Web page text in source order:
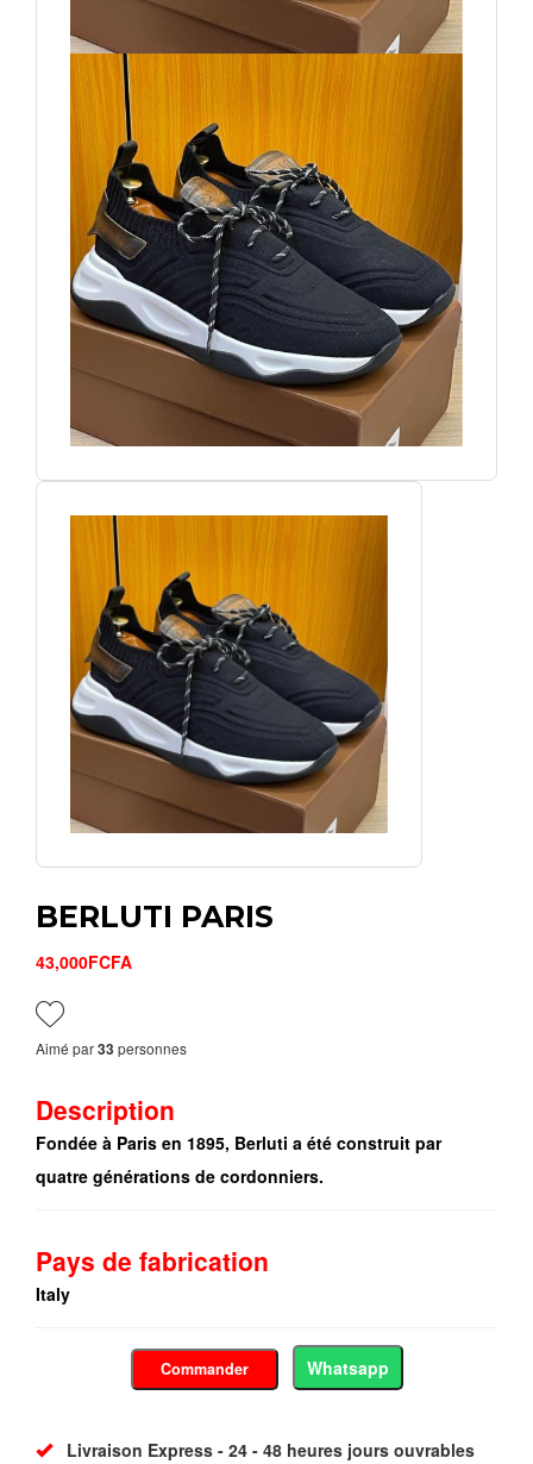
BERLUTI PARIS
43,000FCFA
Aimé par33 personnes
Description
Fondée à Paris en 1895, Berluti a été construit par
quatre générations de cordonniers.
Pays de fabrication
Italy
Commander Whatsapp
Livraison Express - 24 - 48 heures jours ouvrables